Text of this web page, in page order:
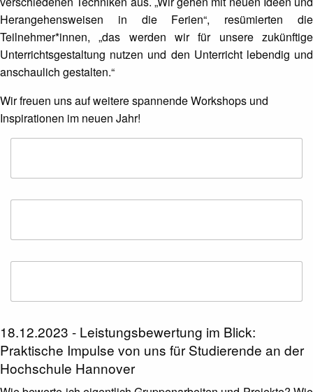
Herangehensweisen in die Ferien“, resümierten die
Teilnehmer*innen, „das werden wir für unsere zukünftige
Unterrichtsgestaltung nutzen und den Unterricht lebendig und
anschaulich gestalten.“
Wir freuen uns auf weitere spannende Workshops und
Inspirationen im neuen Jahr!
18.12.2023 - Leistungsbewertung im Blick:
Praktische Impulse von uns für Studierende an der
Hochschule Hannover